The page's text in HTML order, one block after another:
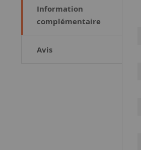
Information
complémentaire
Avis